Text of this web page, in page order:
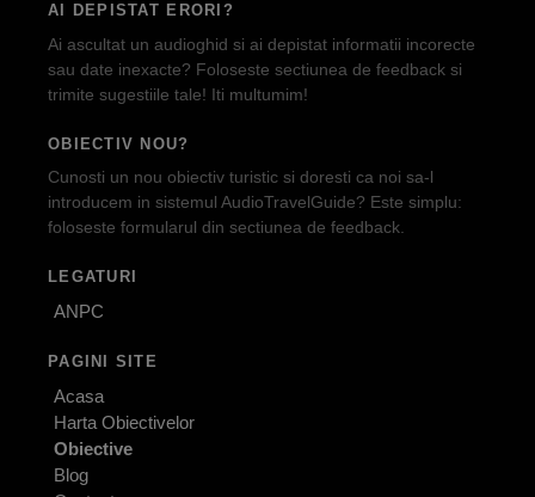
AI DEPISTAT ERORI?
Ai ascultat un audioghid si ai depistat informatii incorecte
sau date inexacte? Foloseste sectiunea de feedback si
trimite sugestiile tale! Iti multumim!
OBIECTIV NOU?
Cunosti un nou obiectiv turistic si doresti ca noi sa-l
introducem in sistemul AudioTravelGuide? Este simplu:
foloseste formularul din sectiunea de feedback.
LEGATURI
ANPC
PAGINI SITE
Acasa
Harta Obiectivelor
Obiective
Blog